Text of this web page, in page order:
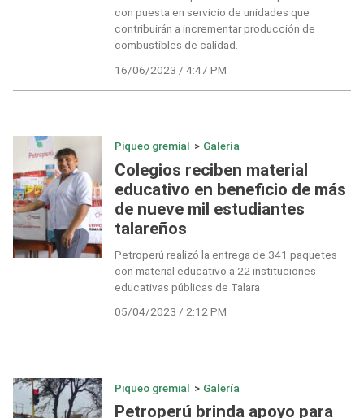
con puesta en servicio de unidades que
contribuirán a incrementar producción de
combustibles de calidad.
16/06/2023 / 4:47 PM
Piqueo gremial > Galería
Colegios reciben material
educativo en beneficio de más
de nueve mil estudiantes
talareños
Petroperú realizó la entrega de 341 paquetes
con material educativo a 22 instituciones
educativas públicas de Talara
05/04/2023 / 2:12 PM
Piqueo gremial > Galería
Petroperú brinda apoyo para